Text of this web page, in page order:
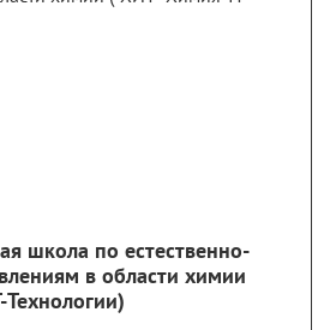
школа по естественно-
в области химии